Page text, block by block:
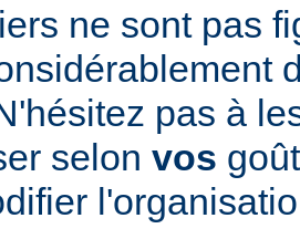
ne sont pas
pas à
selon vos